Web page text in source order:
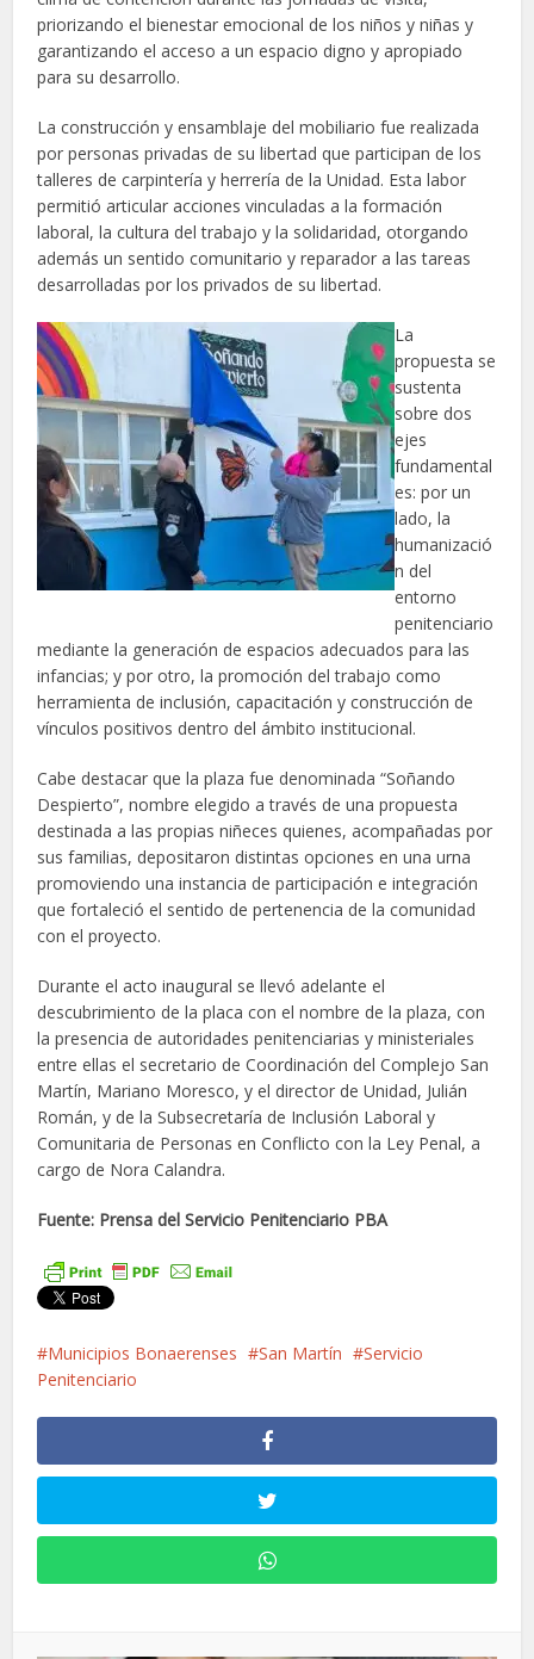
priorizando el bienestar emocional de los niños y niñas y
garantizando el acceso a un espacio digno y apropiado
para su desarrollo.
La construcción y ensamblaje del mobiliario fue realizada
por personas privadas de su libertad que participan de los
talleres de carpintería y herrería de la Unidad. Esta labor
permitió articular acciones vinculadas a la formación
laboral, la cultura del trabajo y la solidaridad, otorgando
además un sentido comunitario y reparador a las tareas
desarrolladas por los privados de su libertad.
La
propuesta se
sustenta
sobre dos
ejes
fundamental
es: por un
lado, la
humanizació
n del
entorno
penitenciario
mediante la generación de espacios adecuados para las
infancias; y por otro, la promoción del trabajo como
herramienta de inclusión, capacitación y construcción de
vínculos positivos dentro del ámbito institucional.
Cabe destacar que la plaza fue denominada “Soñando
Despierto”, nombre elegido a través de una propuesta
destinada a las propias niñeces quienes, acompañadas por
sus familias, depositaron distintas opciones en una urna
promoviendo una instancia de participación e integración
que fortaleció el sentido de pertenencia de la comunidad
con el proyecto.
Durante el acto inaugural se llevó adelante el
descubrimiento de la placa con el nombre de la plaza, con
la presencia de autoridades penitenciarias y ministeriales
entre ellas el secretario de Coordinación del Complejo San
Martín, Mariano Moresco, y el director de Unidad, Julián
Román, y de la Subsecretaría de Inclusión Laboral y
Comunitaria de Personas en Conflicto con la Ley Penal, a
cargo de Nora Calandra.
Fuente: Prensa del Servicio Penitenciario PBA
Municipios Bonaerenses San Martín
Servicio
Penitenciario